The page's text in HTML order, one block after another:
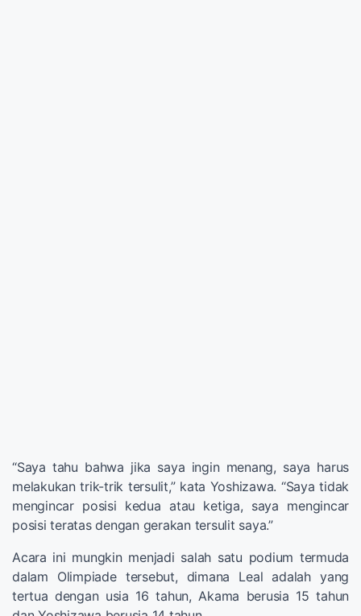
“Saya tahu bahwa jika saya ingin menang, saya harus
melakukan trik-trik tersulit,” kata Yoshizawa. “Saya tidak
mengincar posisi kedua atau ketiga, saya mengincar
posisi teratas dengan gerakan tersulit saya.”
Acara ini mungkin menjadi salah satu podium termuda
dalam Olimpiade tersebut, dimana Leal adalah yang
tertua dengan usia 16 tahun, Akama berusia 15 tahun